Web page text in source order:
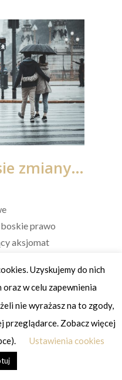
zmiany…
prawo
aksjomat
że zmiana
Uzyskujemy do nich
w celu zapewnienia
nie wyrażasz na to zgody,
przeglądarce. Zobacz więcej
Ustawienia cookies